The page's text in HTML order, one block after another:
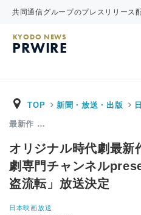
共同通信グループのプレスリリース
KYODO NEWS
PRWIRE
TOP 新聞・放送・出版
最新作 …
オリジナル時代劇最新
劇専門チャンネル
盗流転」放送決定
日本映画放送